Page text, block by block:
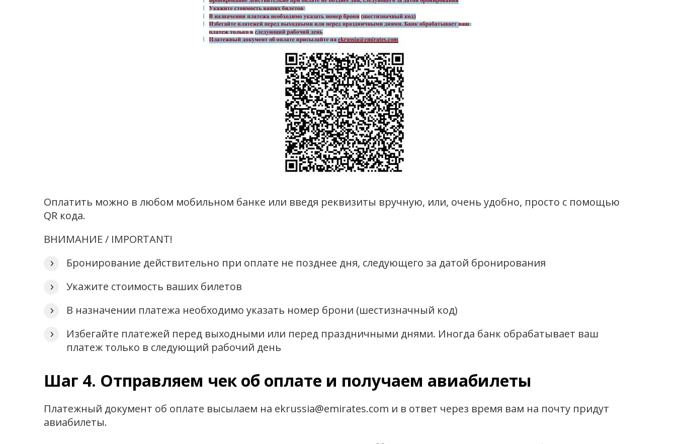
Оплатить можно в любом мобильном банке или введя реквизиты вручную, или, очень удобно, просто с помощью
QR кода.
ВНИМАНИЕ / IMPORTANT!
Бронирование действительно при оплате не позднее дня, следующего за датой бронирования
Укажите стоимость ваших билетов
В назначении платежа необходимо указать номер брони (шестизначный код)
Избегайте платежей перед выходными или перед праздничными днями. Иногда банк обрабатывает ваш
платеж только в следующий рабочий день
Шаг 4. Отправляем чек об оплате и получаем авиабилеты
Платежный документ об оплате высылаем на ekrussia@emirates.com и в ответ через время вам на почту придут
авиабилеты.